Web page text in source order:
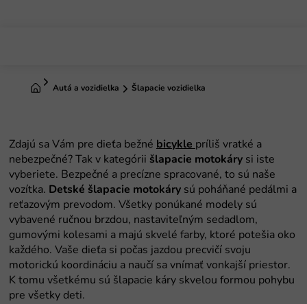
DomovAutá a vozidielka Šlapacie vozidielka
Zdajú sa Vám pre dieťa bežné bicykle príliš vratké a
nebezpečné? Tak v kategórii šlapacie motokáry si iste
vyberiete. Bezpečné a precízne spracované, to sú naše
vozítka. Detské šlapacie motokáry sú poháňané pedálmi a
reťazovým prevodom. Všetky ponúkané modely sú
vybavené ručnou brzdou, nastaviteľným sedadlom,
gumovými kolesami a majú skvelé farby, ktoré potešia oko
každého. Vaše dieťa si počas jazdou precvičí svoju
motorickú koordináciu a naučí sa vnímať vonkajší priestor.
K tomu všetkému sú šlapacie káry skvelou formou pohybu
pre všetky deti.